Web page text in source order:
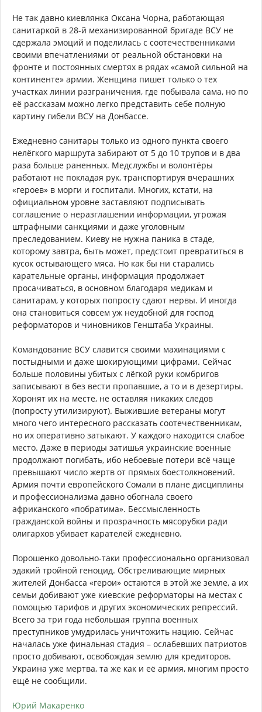
Не так давно киевлянка Оксана Чорна, работающая
санитаркой в 28-й механизированной бригаде ВСУ не
сдержала эмоций и поделилась с соотечественниками
своими впечатлениями от реальной обстановки на
фронте и постоянных смертях в рядах «самой сильной на
континенте» армии. Женщина пишет только о тех
участках линии разграничения, где побывала сама, но по
её рассказам можно легко представить себе полную
картину гибели ВСУ на Донбассе.
Ежедневно санитары только из одного пункта своего
нелёгкого маршрута забирают от 5 до 10 трупов и в два
раза больше раненных. Медслужбы и волонтёры
работают не покладая рук, транспортируя вчерашних
«героев» в морги и госпитали. Многих, кстати, на
официальном уровне заставляют подписывать
соглашение о неразглашении информации, угрожая
штрафными санкциями и даже уголовным
преследованием. Киеву не нужна паника в стаде,
которому завтра, быть может, предстоит превратиться в
кусок остывающего мяса. Но как бы ни старались
карательные органы, информация продолжает
просачиваться, в основном благодаря медикам и
санитарам, у которых попросту сдают нервы. И иногда
она становиться совсем уж неудобной для господ
реформаторов и чиновников Генштаба Украины.
Командование ВСУ славится своими махинациями с
постыдными и даже шокирующими цифрами. Сейчас
больше половины убитых с лёгкой руки комбригов
записывают в без вести пропавшие, а то и в дезертиры.
Хоронят их на месте, не оставляя никаких следов
(попросту утилизируют). Выжившие ветераны могут
много чего интересного рассказать соотечественникам,
но их оперативно затыкают. У каждого находится слабое
место. Даже в периоды затишья украинские военные
продолжают погибать, ибо небоевые потери всё чаще
превышают число жертв от прямых боестолкновений.
Армия почти европейского Сомали в плане дисциплины
и профессионализма давно обогнала своего
африканского «побратима». Бессмысленность
гражданской войны и прозрачность мясорубки ради
олигархов убивает карателей ежедневно.
Порошенко довольно-таки профессионально организовал
эдакий тройной геноцид. Обстреливающие мирных
жителей Донбасса «герои» остаются в этой же земле, а их
семьи добивают уже киевские реформаторы на местах с
помощью тарифов и других экономических репрессий.
Всего за три года небольшая группа военных
преступников умудрилась уничтожить нацию. Сейчас
началась уже финальная стадия – ослабевших патриотов
просто добивают, освобождая землю для кредиторов.
Украина уже мертва, та же как и её армия, многим просто
ещё не сообщили.
Юрий Макаренко